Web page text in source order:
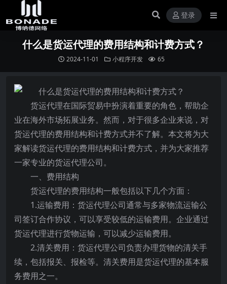
登录
什么是货运代理的费用结构和计费方式？
2024-11-01 小程序开发 65
货运代理在国际贸易中扮演着重要的角色，帮助企
业在海外市场拓展业务。然而，对于很多企业来说，对
货运代理的费用结构和计费方式并不了解。本文将为大
家解读货运代理的费用结构和计费方式，并为大家推荐
一家专业的货运代理公司。
一、费用结构
货运代理的费用结构一般包括以下几个方面：
1.运输费用：货运代理公司通常与多家物流运输公
司签订合作协议，可以享受较低的运输费用。企业通过
货运代理进行货物运输，可以减少运输费用。
2.清关费用：货运代理公司负责办理货物的清关手
续，包括报关、报检等。清关费用是货运代理的基本服
务费用之一。